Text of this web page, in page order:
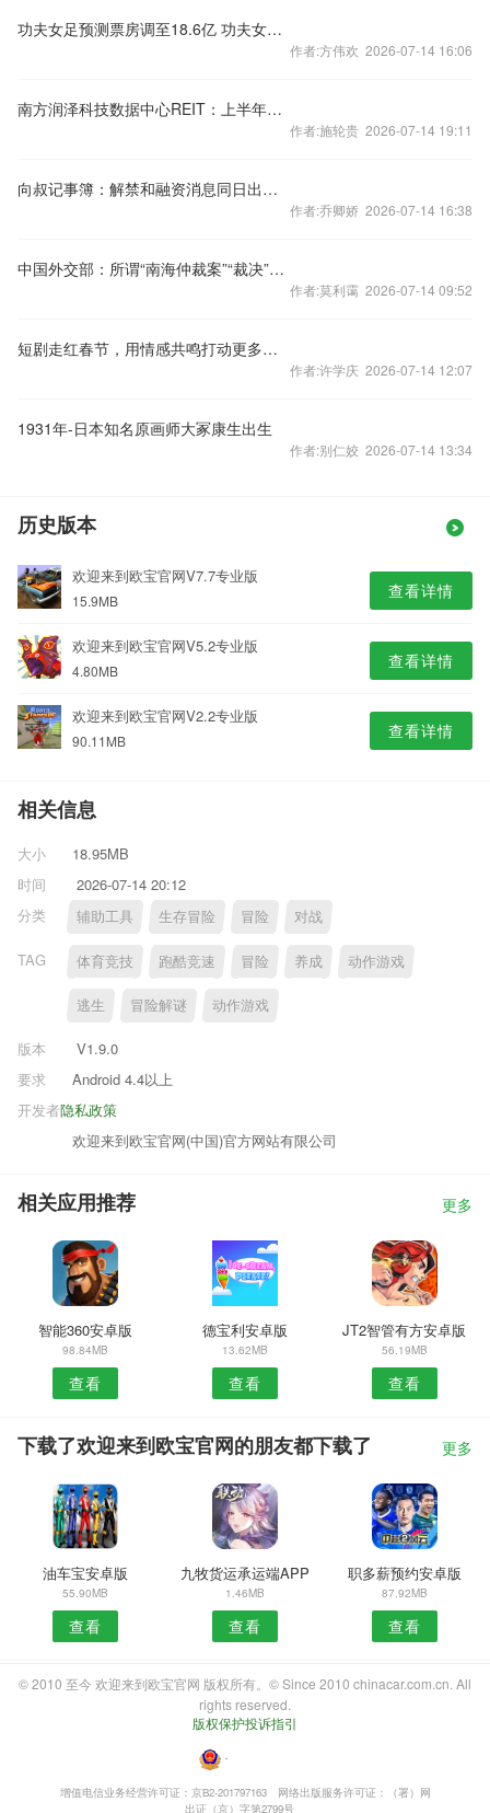
功夫女足预测票房调至18.6亿 功夫女足预测票房调到18.6亿 我去
作者:方伟欢 2026-07-14 16:06
南方润泽科技数据中心REIT：上半年上架率维持99.35%
作者:施轮贵 2026-07-14 19:11
向叔记事簿：解禁和融资消息同日出现 智谱与 MiniMax 被怎样重新定价
作者:乔卿娇 2026-07-14 16:38
中国外交部：所谓“南海仲裁案”“裁决”与“南海行为准则”毫无关系
作者:莫利霭 2026-07-14 09:52
短剧走红春节，用情感共鸣打动更多观众
作者:许学庆 2026-07-14 12:07
1931年-日本知名原画师大冢康生出生
作者:别仁姣 2026-07-14 13:34
历史版本
欢迎来到欧宝官网V7.7专业版
15.9MB 查看详情
欢迎来到欧宝官网V5.2专业版
4.80MB 查看详情
欢迎来到欧宝官网V2.2专业版
90.11MB 查看详情
相关信息
大小
18.95MB
时间
2026-07-14 20:12
分类
辅助工具 生存冒险 冒险 对战
TAG 体育竞技 跑酷竞速 冒险 养成 动作游戏
逃生 冒险解谜 动作游戏
版本
V1.9.0
要求
Android 4.4以上
隐私政策
开发者
欢迎来到欧宝官网(中国)官方网站有限公司
相关应用推荐 更多
智能360安卓版
98.84MB
查看
德宝利安卓版
13.62MB
查看
JT2智管有方安卓版
56.19MB
查看
下载了欢迎来到欧宝官网的朋友都下载了 更多
油车宝安卓版
55.90MB
查看
九牧货运承运端APP
1.46MB
查看
职多薪预约安卓版
87.92MB
查看
© 2010 至今 欢迎来到欧宝官网 版权所有。© Since 2010 chinacar.com.cn. All
rights reserved.
版权保护投诉指引
・
增值电信业务经营许可证：京B2-201797163
网络出版服务许可证：（署）网
出证（京）字第2799号